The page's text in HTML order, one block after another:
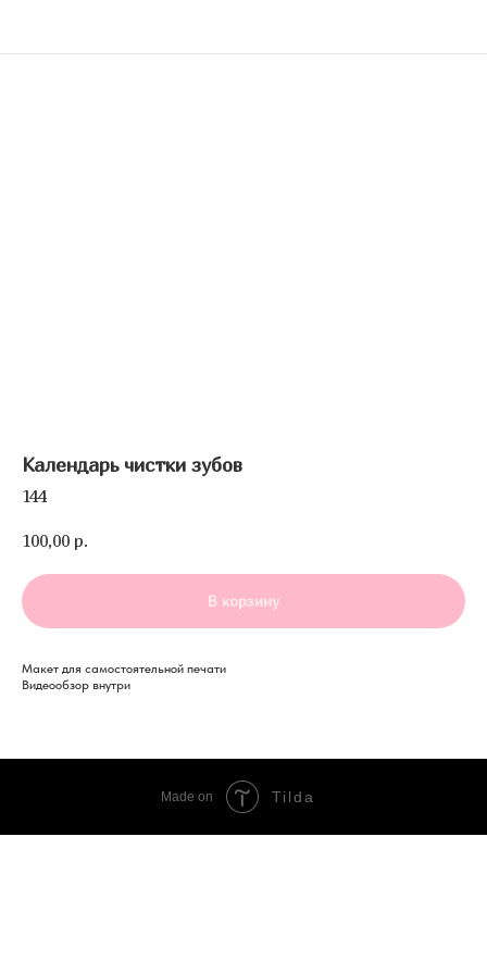
Календарь чистки зубов
144
100,00 р.
В корзину
Макет для самостоятельной печати
Видеообзор внутри
Made on Tilda